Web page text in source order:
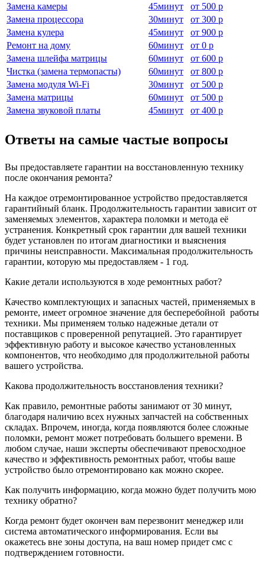
Замена камеры
45минут от 500 р
Замена процессора
30минут от 300 р
Замена кулера
45минут от 900 р
Ремонт на дому
60минут от 0 р
Замена шлейфа матрицы
60минут от 600 р
Чистка (замена термопасты)
60минут от 800 р
Замена модуля Wi-Fi
30минут от 500 р
Замена матрицы
60минут от 500 р
Замена звуковой платы
45минут от 400 р
Ответы на самые частые вопросы
Вы предоставляете гарантии на восстановленную технику
после окончания ремонта?
На каждое отремонтированное устройство предоставляется
гарантийный бланк. Продолжительность гарантии зависит от
заменяемых элементов, характера поломки и метода её
устранения. Конкретный срок гарантии для вашей техники
будет установлен по итогам диагностики и выяснения
причины неисправности. Максимальная продолжительность
гарантии, которую мы предоставляем - 1 год.
Какие детали используются в ходе ремонтных работ?
Качество комплектующих и запасных частей, применяемых в
ремонте, имеет огромное значение для бесперебойной работы
техники. Мы применяем только надежные детали от
поставщиков с проверенной репутацией. Это гарантирует
эффективную работу и высокое качество установленных
компонентов, что необходимо для продолжительной работы
вашего устройства.
Какова продолжительность восстановления техники?
Как правило, ремонтные работы занимают от 30 минут,
благодаря наличию всех нужных запчастей на собственных
складах. Впрочем, иногда, когда появляются более сложные
поломки, ремонт может потребовать большего времени. В
любом случае, наши эксперты обеспечивают превосходное
качество и эффективность ремонтных работ, чтобы ваше
устройство было отремонтировано как можно скорее.
Как получить информацию, когда можно будет получить мою
технику обратно?
Когда ремонт будет окончен вам перезвонит менеджер или
система автоматического информирования. Если вы
окажетесь вне зоны доступа, на ваш номер придет смс с
подтверждением готовности.